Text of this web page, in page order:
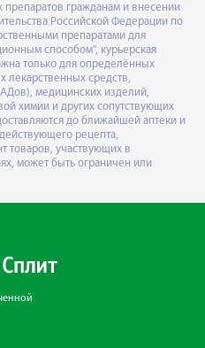
препаратов гражданам и внесении
Российской Федерации по
препаратами для
способом", курьерская
только для определённых
лекарственных средств,
медицинских изделий,
химии и других сопутствующих
до ближайшей аптеки и
рецепта,
товаров, участвующих в
может быть ограничен или